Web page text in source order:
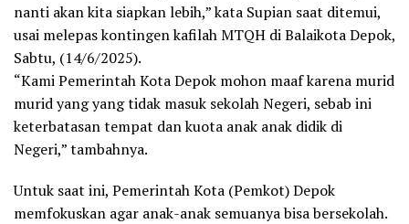
nanti akan kita siapkan lebih,” kata Supian saat ditemui,
usai melepas kontingen kafilah MTQH di Balaikota Depok,
Sabtu, (14/6/2025).
“Kami Pemerintah Kota Depok mohon maaf karena murid
murid yang yang tidak masuk sekolah Negeri, sebab ini
keterbatasan tempat dan kuota anak anak didik di
Negeri,” tambahnya.
Untuk saat ini, Pemerintah Kota (Pemkot) Depok
memfokuskan agar anak-anak semuanya bisa bersekolah.